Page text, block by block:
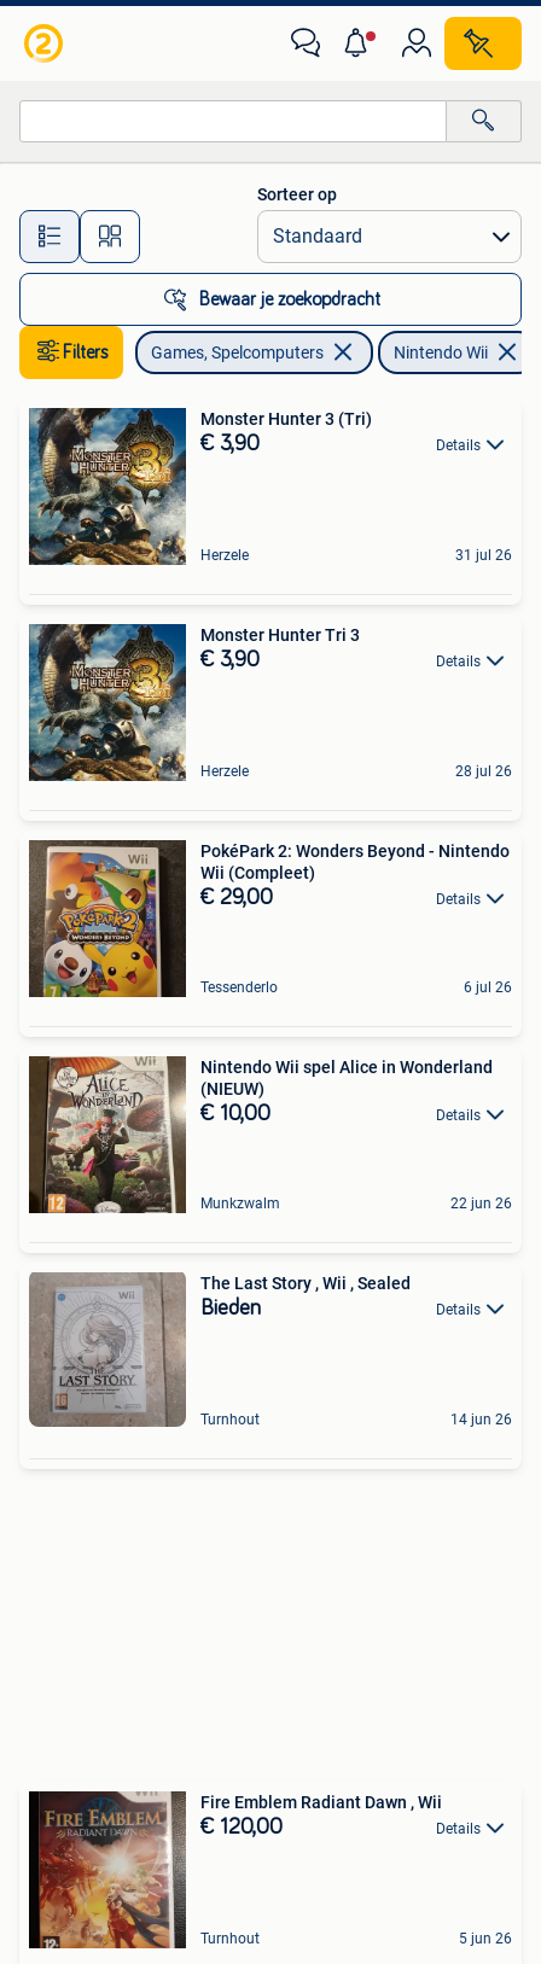
Alle afstanden…
Sorteer op
Bewaar je zoekopdracht
Filters Games, Spelcomputers Nintendo Wii
Monster Hunter 3 (Tri)
€ 3,90 Details
Herzele 31 jul 26
Monster Hunter Tri 3
€ 3,90 Details
Herzele 28 jul 26
PokéPark 2: Wonders Beyond - Nintendo
Wii (Compleet)
€ 29,00 Details
Tessenderlo 6 jul 26
Nintendo Wii spel Alice in Wonderland
(NIEUW)
€ 10,00 Details
Munkzwalm 22 jun 26
The Last Story , Wii , Sealed
Bieden Details
Turnhout 14 jun 26
Fire Emblem Radiant Dawn , Wii
€ 120,00 Details
Turnhout 5 jun 26